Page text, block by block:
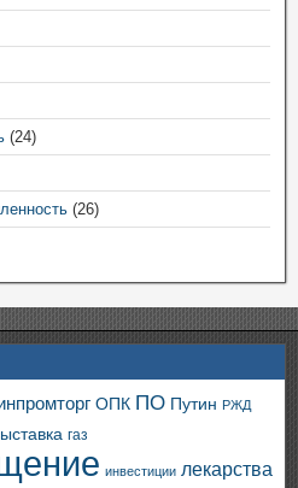
(24)
(26)
ОПК ПО Путин РЖД
газ
инвестиции лекарства